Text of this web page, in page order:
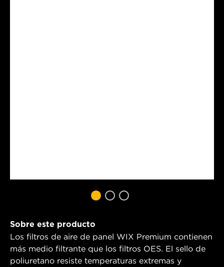
Sobre este producto
Los filtros de aire de panel WIX Premium contienen
más medio filtrante que los filtros OES. El sello de
poliuretano resiste temperaturas extremas y